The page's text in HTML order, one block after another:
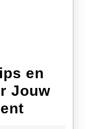
en
Jouw